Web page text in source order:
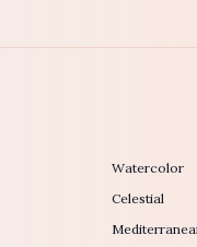
Watercolor
Celestial